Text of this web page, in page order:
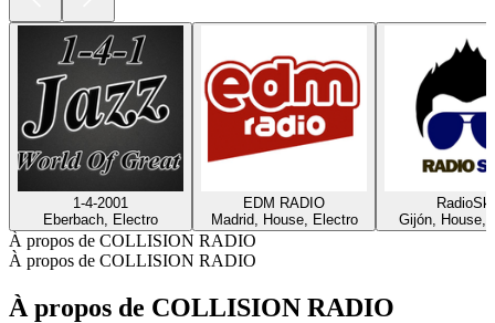
1-4-2001
Eberbach, Electro
EDM RADIO
Madrid, House, Electro
Gijón, House,
À propos de COLLISION RADIO
À propos de COLLISION RADIO
À propos de COLLISION RADIO